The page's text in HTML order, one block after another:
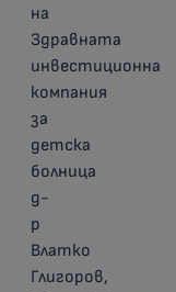
на
Здравната
инвестиционна
компания
за
детска
болница
д-
р
Влатко
Глигоров,